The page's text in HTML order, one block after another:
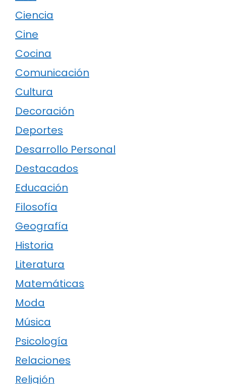
Ciencia
Cine
Cocina
Comunicación
Cultura
Decoración
Deportes
Desarrollo Personal
Destacados
Educación
Filosofía
Geografía
Historia
Literatura
Matemáticas
Moda
Música
Psicología
Relaciones
Religión